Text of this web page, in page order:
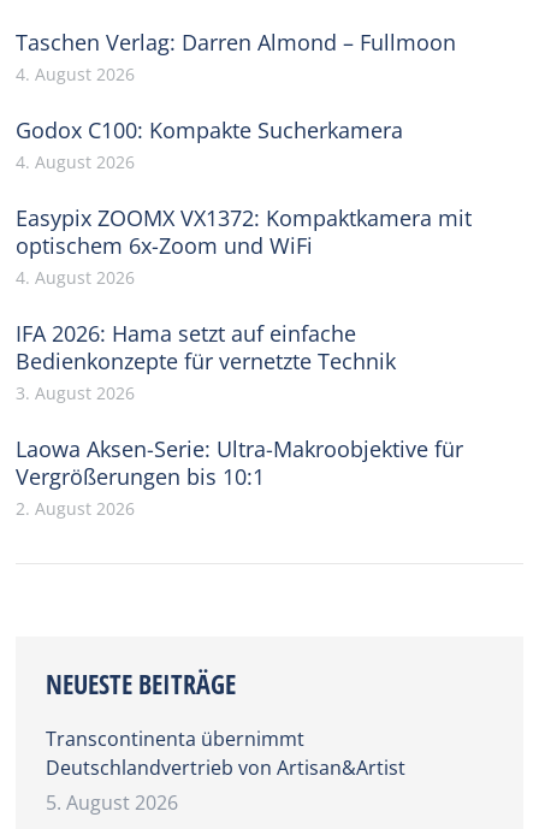
Taschen Verlag: Darren Almond – Fullmoon
4. August 2026
Godox C100: Kompakte Sucherkamera
4. August 2026
Easypix ZOOMX VX1372: Kompaktkamera mit
optischem 6x-Zoom und WiFi
4. August 2026
IFA 2026: Hama setzt auf einfache
Bedienkonzepte für vernetzte Technik
3. August 2026
Laowa Aksen-Serie: Ultra-Makroobjektive für
Vergrößerungen bis 10:1
2. August 2026
NEUESTE BEITRÄGE
Transcontinenta übernimmt
Deutschlandvertrieb von Artisan&Artist
5. August 2026